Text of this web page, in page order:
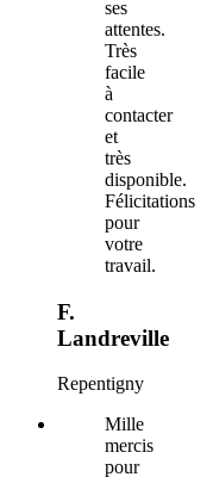
ses
attentes.
Très
facile
à
contacter
et
très
disponible.
Félicitations
pour
votre
travail.
F.
Landreville
Repentigny
Mille
mercis
pour